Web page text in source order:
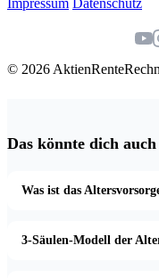
© 2026
Das könnte dich
Was ist das
3-Säulen-Modell der